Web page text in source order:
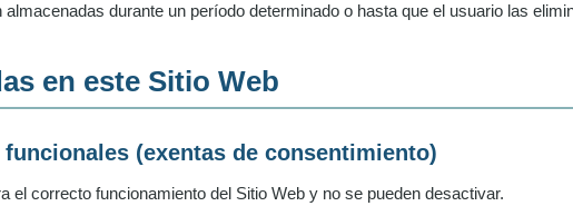
almacenadas durante un período determinado o hasta que el usuario las
en este Sitio Web
(exentas de consentimiento)
el correcto funcionamiento del Sitio Web y no se pueden desactivar.